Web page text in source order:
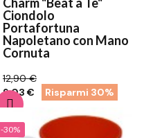
Ciondolo
Portafortuna
Napoletano con Mano
Cornuta
12,90 €
9,03 €
Risparmi 30%
-30%